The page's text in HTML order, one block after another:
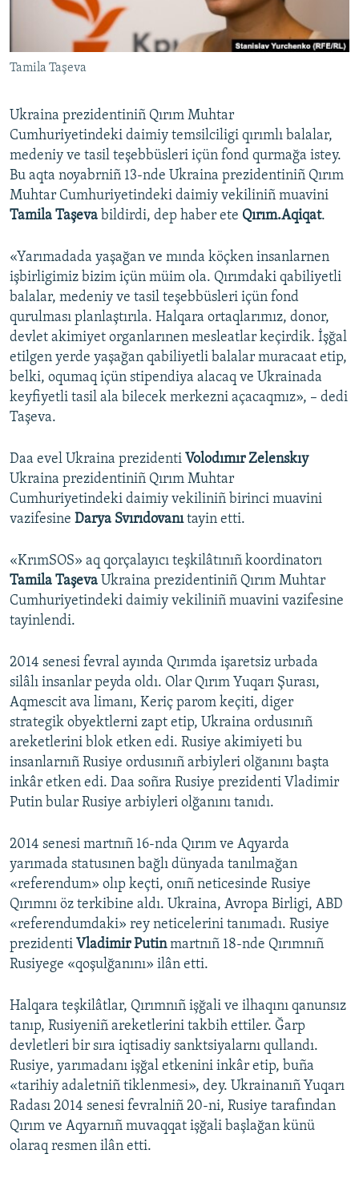
Українською
RFE/RS bütün saytları
Tamila Taşeva
Ukraina prezidentiniñ Qırım Muhtar
Cumhuriyetindeki daimiy temsilciligi qırımlı balalar,
medeniy ve tasil teşebbüsleri içün fond qurmağa istey.
Bu aqta noyabrniñ 13-nde Ukraina prezidentiniñ Qırım
Muhtar Cumhuriyetindeki daimiy vekiliniñ muavini
Tamila Taşeva bildirdi, dep haber ete Qırım.Aqiqat.
«Yarımadada yaşağan ve mında köçken insanlarnen
işbirligimiz bizim içün müim ola. Qırımdaki qabiliyetli
balalar, medeniy ve tasil teşebbüsleri içün fond
qurulması planlaştırıla. Halqara ortaqlarımız, donor,
devlet akimiyet organlarınen mesleatlar keçirdik. İşğal
etilgen yerde yaşağan qabiliyetli balalar muracaat etip,
belki, oqumaq içün stipendiya alacaq ve Ukrainada
keyfiyetli tasil ala bilecek merkezni açacaqmız», – dedi
Taşeva.
Daa evel Ukraina prezidenti Volodımır Zelenskıy
Ukraina prezidentiniñ Qırım Muhtar
Cumhuriyetindeki daimiy vekiliniñ birinci muavini
vazifesine Darya Svırıdovanıtayin etti.
«KrımSOS» aq qorçalayıcı teşkilâtınıñ koordinatorı
Tamila Taşeva Ukraina prezidentiniñ Qırım Muhtar
Cumhuriyetindeki daimiy vekiliniñ muavini vazifesine
tayinlendi.
2014 senesi fevral ayında Qırımda işaretsiz urbada
silâlı insanlar peyda oldı. Olar Qırım Yuqarı Şurası,
Aqmescit ava limanı, Keriç parom keçiti, diger
strategik obyektlerni zapt etip, Ukraina ordusınıñ
areketlerini blok etken edi. Rusiye akimiyeti bu
insanlarnıñ Rusiye ordusınıñ arbiyleri olğanını başta
inkâr etken edi. Daa soñra Rusiye prezidenti Vladimir
Putin bular Rusiye arbiyleri olğanını tanıdı.
2014 senesi martnıñ 16-nda Qırım ve Aqyarda
yarımada statusınen bağlı dünyada tanılmağan
«referendum» olıp keçti, onıñ neticesinde Rusiye
Qırımnı öz terkibine aldı. Ukraina, Avropa Birligi, ABD
«referendumdaki» rey neticelerini tanımadı. Rusiye
prezidenti Vladimir Putinmartnıñ 18-nde Qırımnıñ
Rusiyege «qoşulğanını» ilân etti.
Halqara teşkilâtlar, Qırımnıñ işğali ve ilhaqını qanunsız
tanıp, Rusiyeniñ areketlerini takbih ettiler. Ğarp
devletleri bir sıra iqtisadiy sanktsiyalarnı qullandı.
Rusiye, yarımadanı işğal etkenini inkâr etip, buña
«tarihiy adaletniñ tiklenmesi», dey. Ukrainanıñ Yuqarı
Radası 2014 senesi fevralniñ 20-ni, Rusiye tarafından
Qırım ve Aqyarnıñ muvaqqat işğali başlağan künü
olaraq resmen ilân etti.